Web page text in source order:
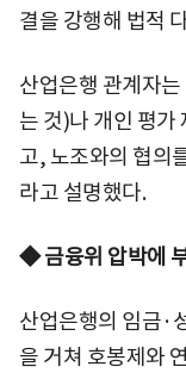
결을 강행해 법적
산업은행 관계자
는 것)나 개인 평가
고, 노조와의 협의
라고 설명했다.
◆ 금융위 압박에
산업은행의 임금·
을 거쳐 호봉제와